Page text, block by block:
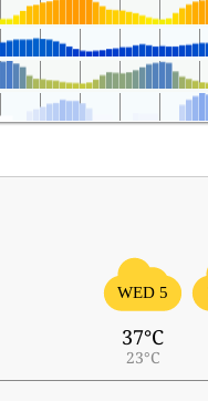
WED 5
37°C
23°C